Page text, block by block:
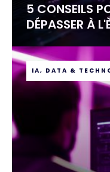
5 CONSEILS
DÉPASSER À
IA, DATA &